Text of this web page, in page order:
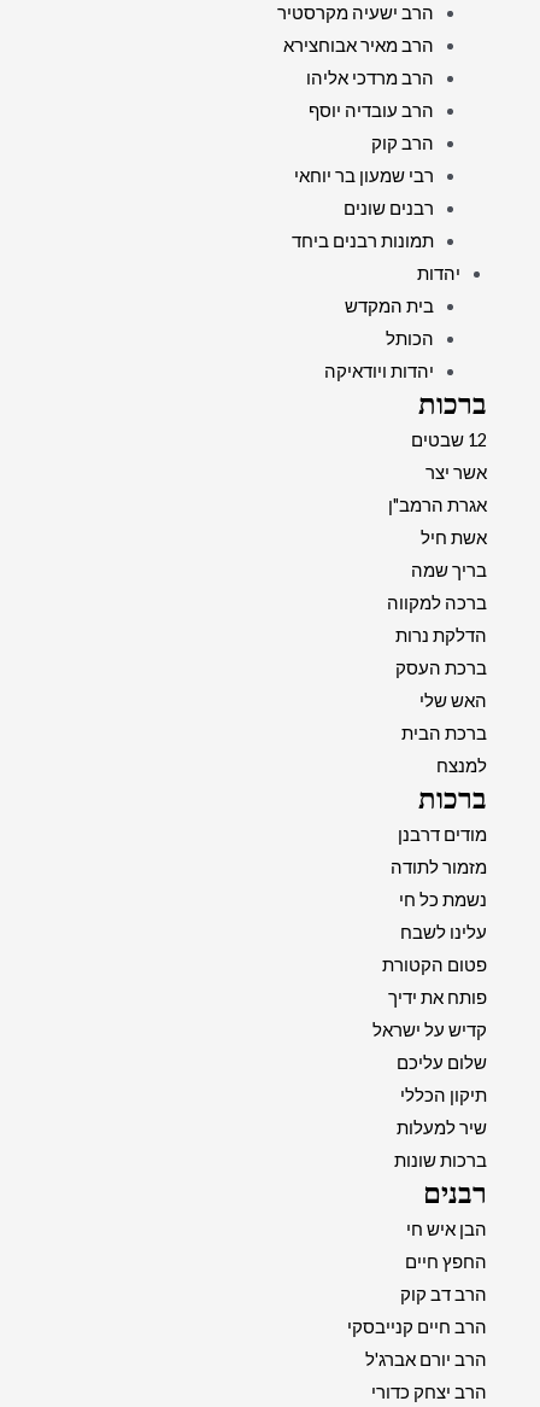
הרב ישעיה מקרסטיר
הרב מאיר אבוחצירא
הרב מרדכי אליהו
הרב עובדיה יוסף
הרב קוק
רבי שמעון בר יוחאי
רבנים שונים
תמונות רבנים ביחד
יהדות
בית המקדש
הכותל
יהדות ויודאיקה
ברכות
12 שבטים
אשר יצר
אגרת הרמב"ן
אשת חיל
בריך שמה
ברכה למקווה
הדלקת נרות
ברכת העסק
האש שלי
ברכת הבית
למנצח
ברכות
מודים דרבנן
מזמור לתודה
נשמת כל חי
עלינו לשבח
פטום הקטורת
פותח את ידיך
קדיש על ישראל
שלום עליכם
תיקון הכללי
שיר למעלות
ברכות שונות
רבנים
הבן איש חי
החפץ חיים
הרב דב קוק
הרב חיים קנייבסקי
הרב יורם אברג'ל
הרב יצחק כדורי